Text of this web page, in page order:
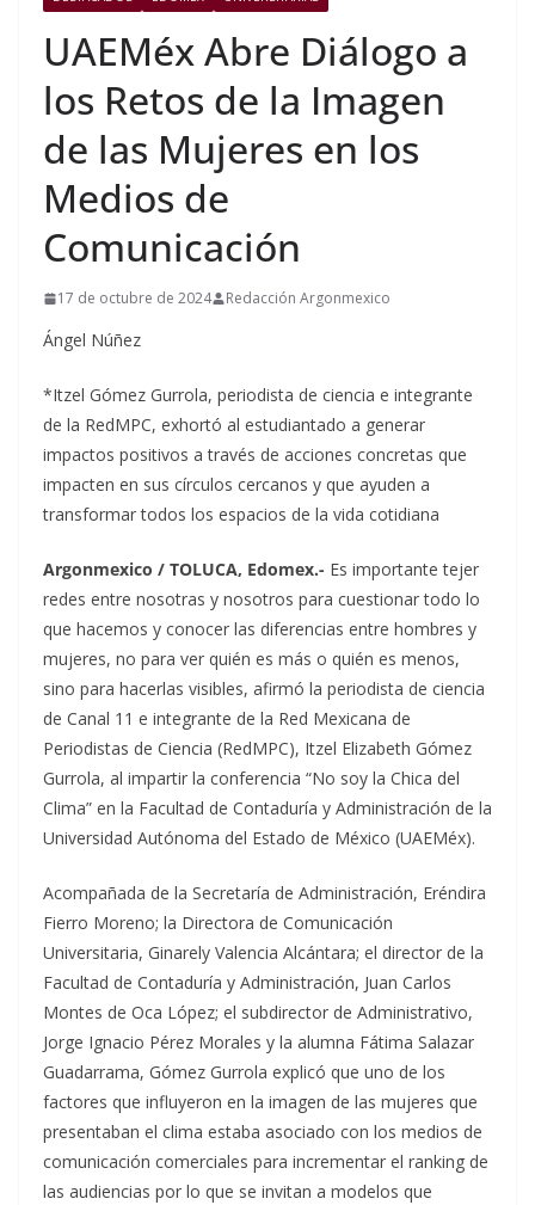
UAEMéx Abre Diálogo a
los Retos de la Imagen
de las Mujeres en los
Medios de
Comunicación
17 de octubre de 2024 Redacción Argonmexico
Ángel Núñez
*Itzel Gómez Gurrola, periodista de ciencia e integrante
de la RedMPC, exhortó al estudiantado a generar
impactos positivos a través de acciones concretas que
impacten en sus círculos cercanos y que ayuden a
transformar todos los espacios de la vida cotidiana
Argonmexico / TOLUCA, Edomex.- Es importante tejer
redes entre nosotras y nosotros para cuestionar todo lo
que hacemos y conocer las diferencias entre hombres y
mujeres, no para ver quién es más o quién es menos,
sino para hacerlas visibles, afirmó la periodista de ciencia
de Canal 11 e integrante de la Red Mexicana de
Periodistas de Ciencia (RedMPC), Itzel Elizabeth Gómez
Gurrola, al impartir la conferencia “No soy la Chica del
Clima” en la Facultad de Contaduría y Administración de la
Universidad Autónoma del Estado de México (UAEMéx).
Acompañada de la Secretaría de Administración, Eréndira
Fierro Moreno; la Directora de Comunicación
Universitaria, Ginarely Valencia Alcántara; el director de la
Facultad de Contaduría y Administración, Juan Carlos
Montes de Oca López; el subdirector de Administrativo,
Jorge Ignacio Pérez Morales y la alumna Fátima Salazar
Guadarrama, Gómez Gurrola explicó que uno de los
factores que influyeron en la imagen de las mujeres que
presentaban el clima estaba asociado con los medios de
comunicación comerciales para incrementar el ranking de
las audiencias por lo que se invitan a modelos que